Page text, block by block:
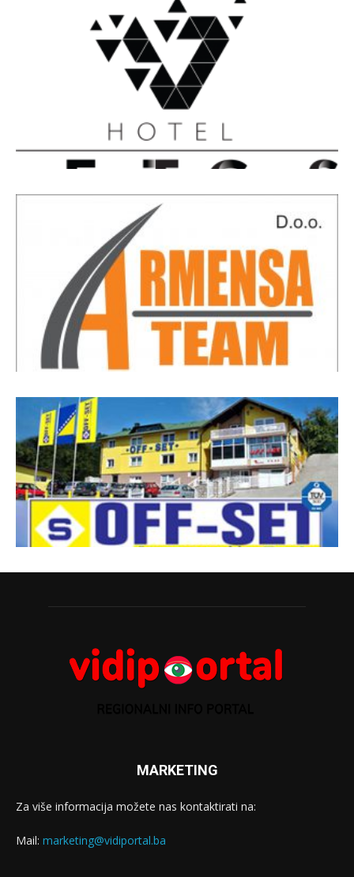
MARKETING
Za više informacija možete nas kontaktirati na:
Mail: marketing@vidiportal.ba